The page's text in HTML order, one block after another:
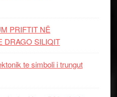
PRIFTIT NË
DRAGO SILIQIT
te simboli i trungut